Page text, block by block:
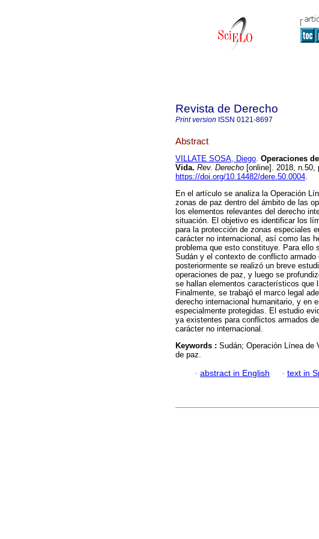
Revista de Derecho
Print version ISSN 0121-8697
Abstract
VILLATE SOSA, Diego. Operaciones
Vida. Rev. Derecho [online]. 2018, n.50,
https://doi.org/10.14482/dere.50.0004.
En el artículo se analiza la Operación
zonas de paz dentro del ámbito de las
los elementos relevantes del derecho
situación. El objetivo es identificar los
para la protección de zonas especiales
carácter no internacional, así como las
problema que esto constituye. Para ello
Sudán y el contexto de conflicto
posteriormente se realizó un breve
operaciones de paz, y luego se
se hallan elementos característicos que
Finalmente, se trabajó el marco legal
derecho internacional humanitario, y en
especialmente protegidas. El estudio
ya existentes para conflictos armados
carácter no internacional.
Keywords : Sudán; Operación Línea de
de paz.
· abstract in English · text in